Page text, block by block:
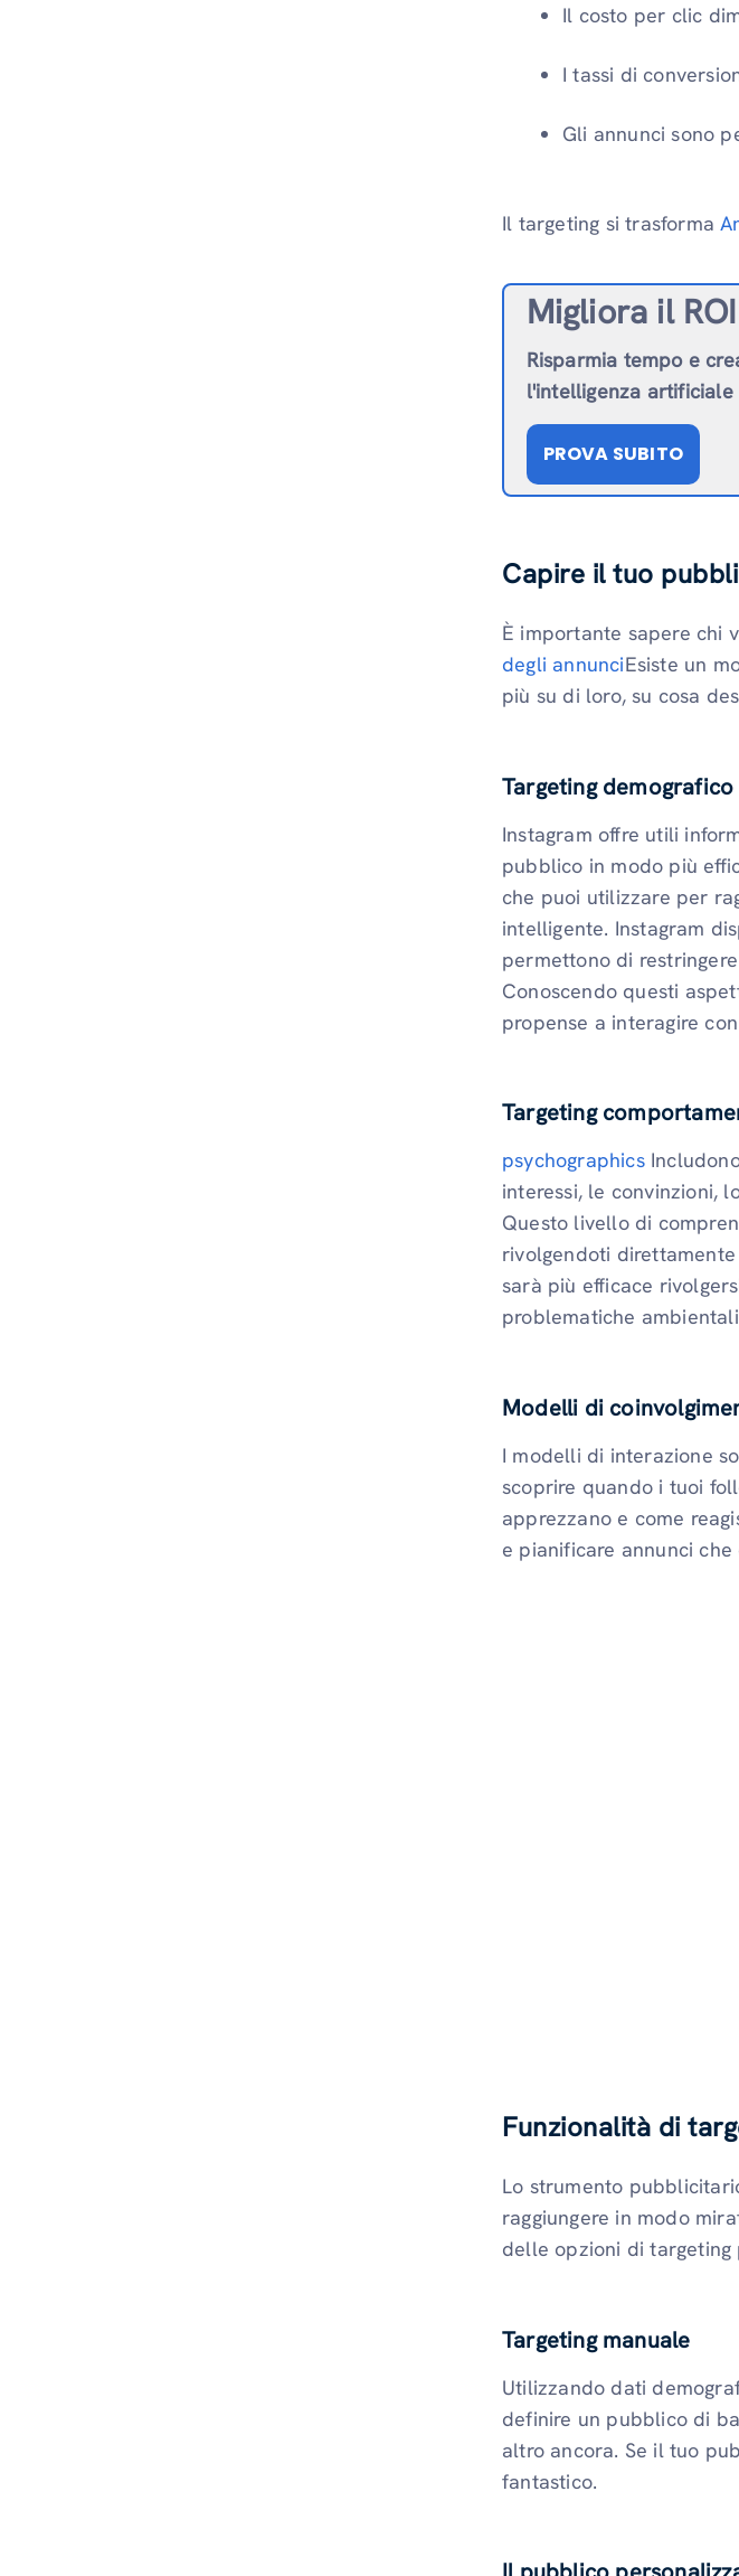
Il costo per clic
I tassi di
Gli annunci sono
Il targeting si trasforma
Migliora il
Risparmia tempo e
l'intelligenza artificiale
PROVA SUBITO
Capire il tuo
È importante sapere chi
degli annunciEsiste un
più su di loro, su cosa
Targeting
Instagram offre utili
pubblico in modo più
che puoi utilizzare per
intelligente. Instagram
permettono di
Conoscendo questi
propense a interagire
Targeting
psychographics
interessi, le convinzioni,
Questo livello di
rivolgendoti
sarà più efficace
problematiche
Modelli di
I modelli di interazione
scoprire quando i tuoi
apprezzano e come
e pianificare annunci
Funzionalità di
Lo strumento
raggiungere in modo
delle opzioni di targeting
Targeting manuale
Utilizzando dati
definire un pubblico di
altro ancora. Se il tuo
fantastico.